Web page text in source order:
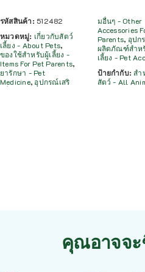
รหัสสินค้า: 512482
หมวดหมู่: เกี่ยวกับสัตว์
เลี้ยง - About Pets,
ของใช้สำหรับผู้เลี้ยง -
Items For Pet Parents,
ยารักษา - Pet
Medicine, อุปกรณ์เสริ
มอื่นๆ - Other
Accessories
Parents, อุปก
ผลิตภัณฑ์สำห
เลี้ยง - Pet
ป้ายกำกับ:สำ
สัตว์ - All
คุณอาจจ